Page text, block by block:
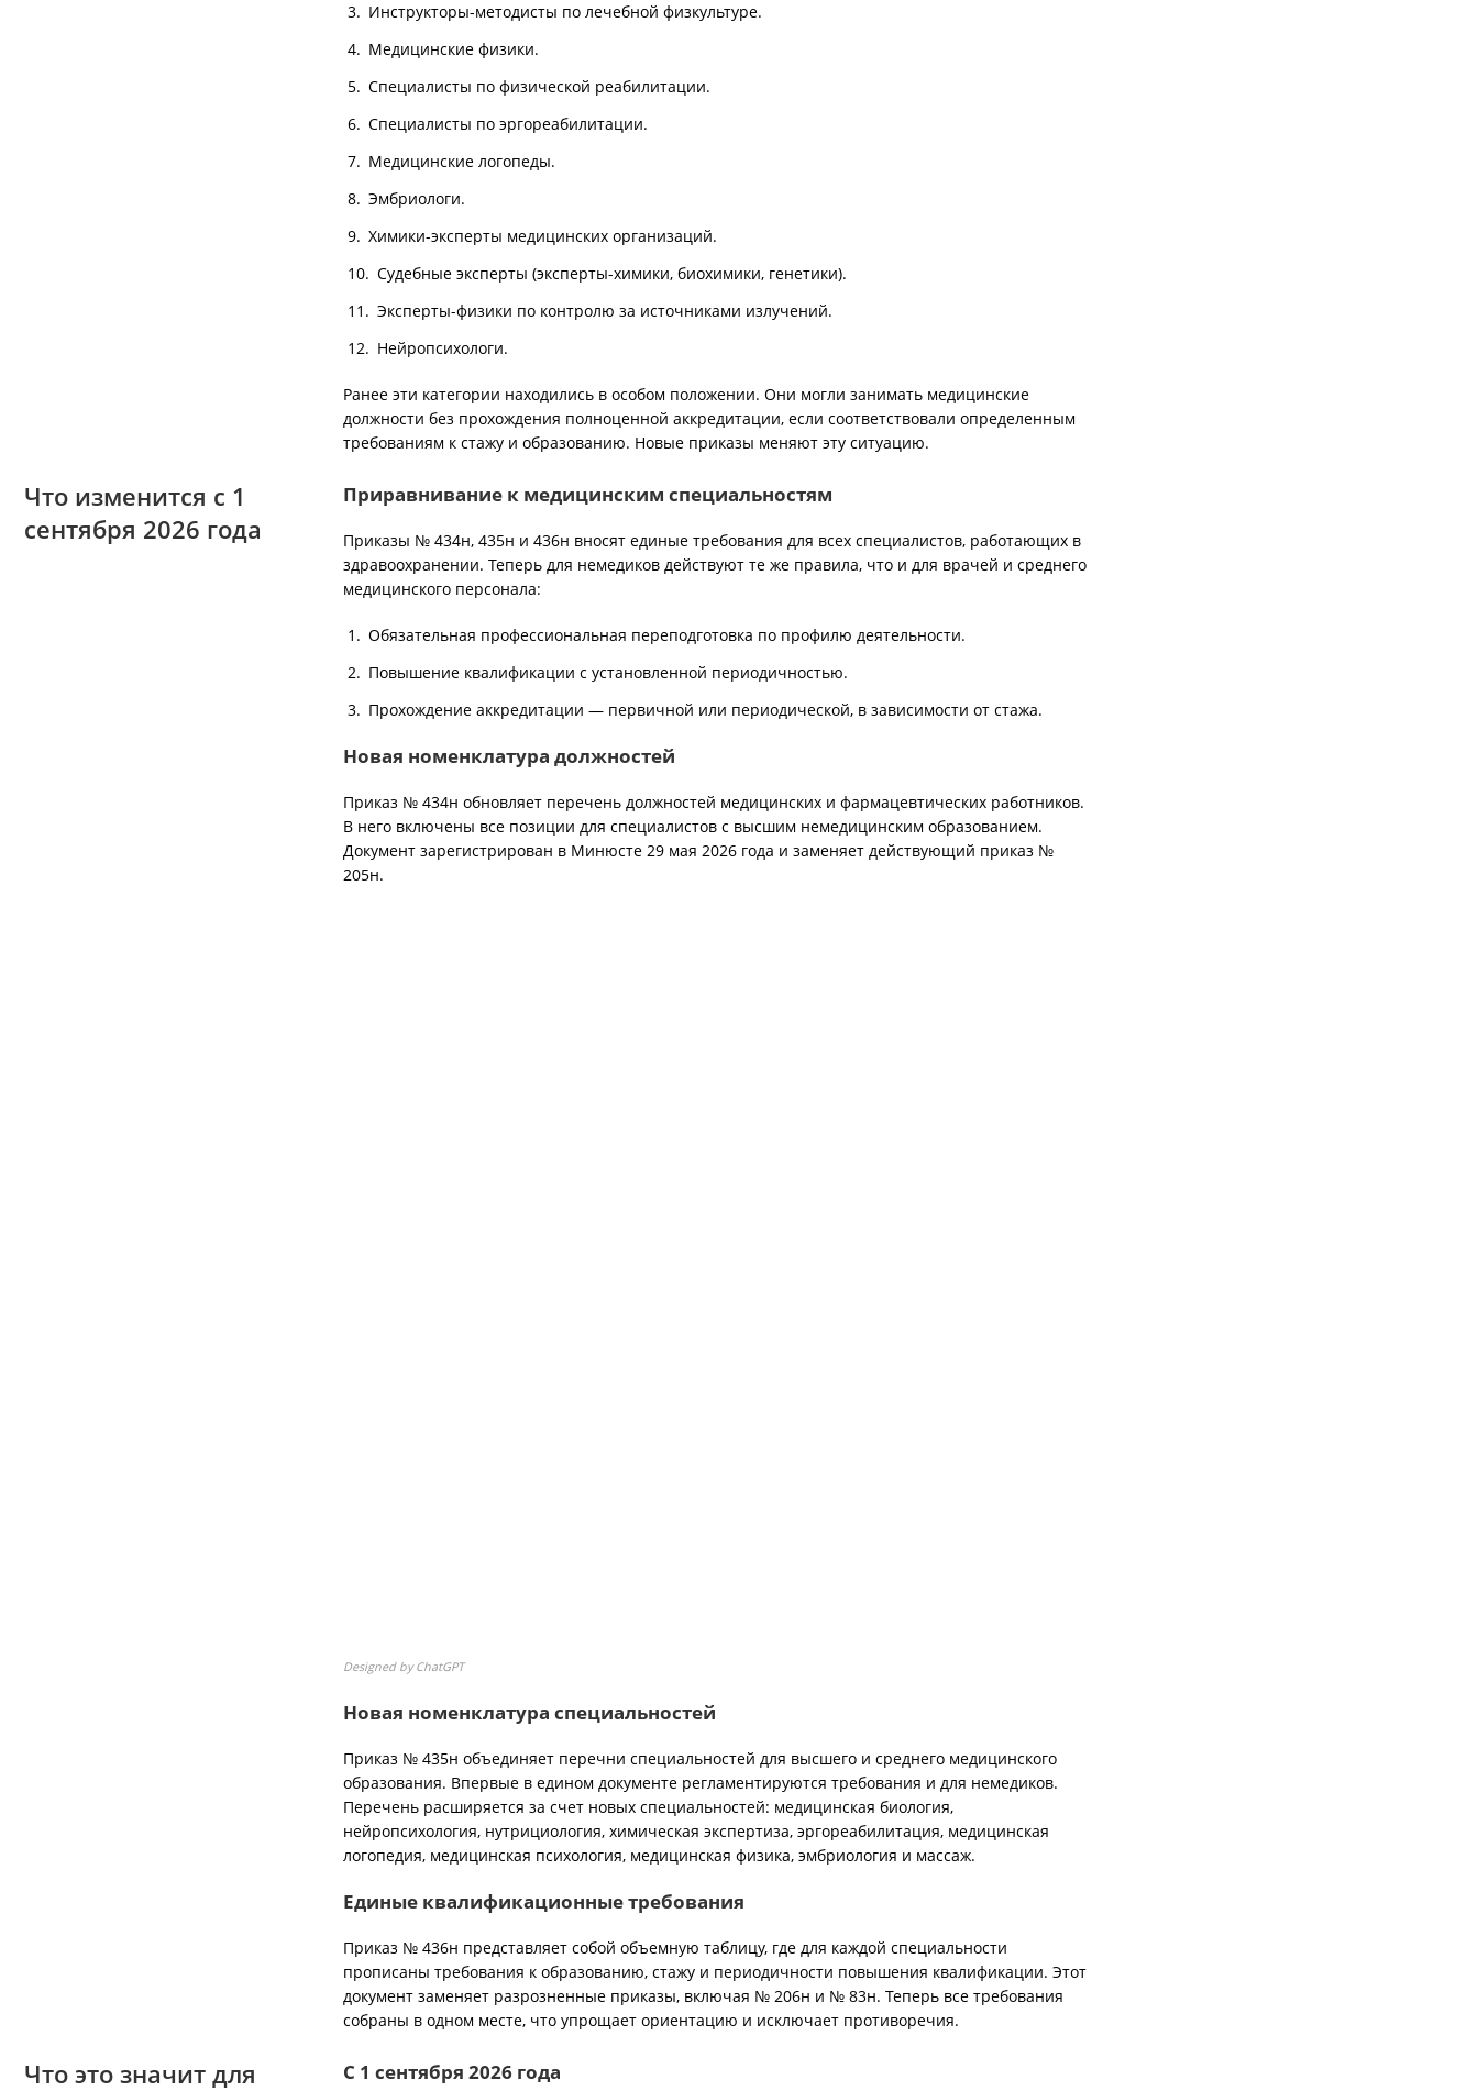
Инструкторы-методисты по лечебной физкультуре.
Медицинские физики.
Специалисты по физической реабилитации.
Специалисты по эргореабилитации.
Медицинские логопеды.
Эмбриологи.
Химики-эксперты медицинских организаций.
Судебные эксперты (эксперты-химики, биохимики, генетики).
Эксперты-физики по контролю за источниками излучений.
Нейропсихологи.
Ранее эти категории находились в особом положении. Они могли занимать медицинские
должности без прохождения полноценной аккредитации, если соответствовали определенным
требованиям к стажу и образованию. Новые приказы меняют эту ситуацию.
Что изменится с 1
сентября 2026 года
Приравнивание к медицинским специальностям
Приказы № 434н, 435н и 436н вносят единые требования для всех специалистов, работающих в
здравоохранении. Теперь для немедиков действуют те же правила, что и для врачей и среднего
медицинского персонала:
Обязательная профессиональная переподготовка по профилю деятельности.
Повышение квалификации с установленной периодичностью.
Прохождение аккредитации — первичной или периодической, в зависимости от стажа.
Новая номенклатура должностей
Приказ № 434н обновляет перечень должностей медицинских и фармацевтических работников.
В него включены все позиции для специалистов с высшим немедицинским образованием.
Документ зарегистрирован в Минюсте 29 мая 2026 года и заменяет действующий приказ №
205н.
Designed by ChatGPT
Новая номенклатура специальностей
Приказ № 435н объединяет перечни специальностей для высшего и среднего медицинского
образования. Впервые в едином документе регламентируются требования и для немедиков.
Перечень расширяется за счет новых специальностей: медицинская биология,
нейропсихология, нутрициология, химическая экспертиза, эргореабилитация, медицинская
логопедия, медицинская психология, медицинская физика, эмбриология и массаж.
Единые квалификационные требования
Приказ № 436н представляет собой объемную таблицу, где для каждой специальности
прописаны требования к образованию, стажу и периодичности повышения квалификации. Этот
документ заменяет разрозненные приказы, включая № 206н и № 83н. Теперь все требования
собраны в одном месте, что упрощает ориентацию и исключает противоречия.
Что это значит для
С 1 сентября 2026 года